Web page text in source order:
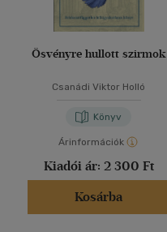
Ösvényre hullott szirmok
Csanádi Viktor Holló
Könyv
Árinformációk
Kiadói ár: 2 300 Ft
Kosárba